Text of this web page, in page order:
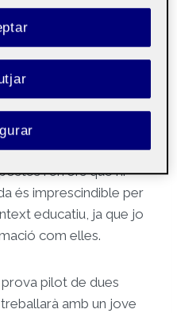
és el disseny, que
alguns dies amb idees
a l’equip. L’objectiu és
quan es farà la
trobada que
i errors que hi
és imprescindible per
educatiu, ja que jo
com elles.
prova pilot de dues
amb un jove